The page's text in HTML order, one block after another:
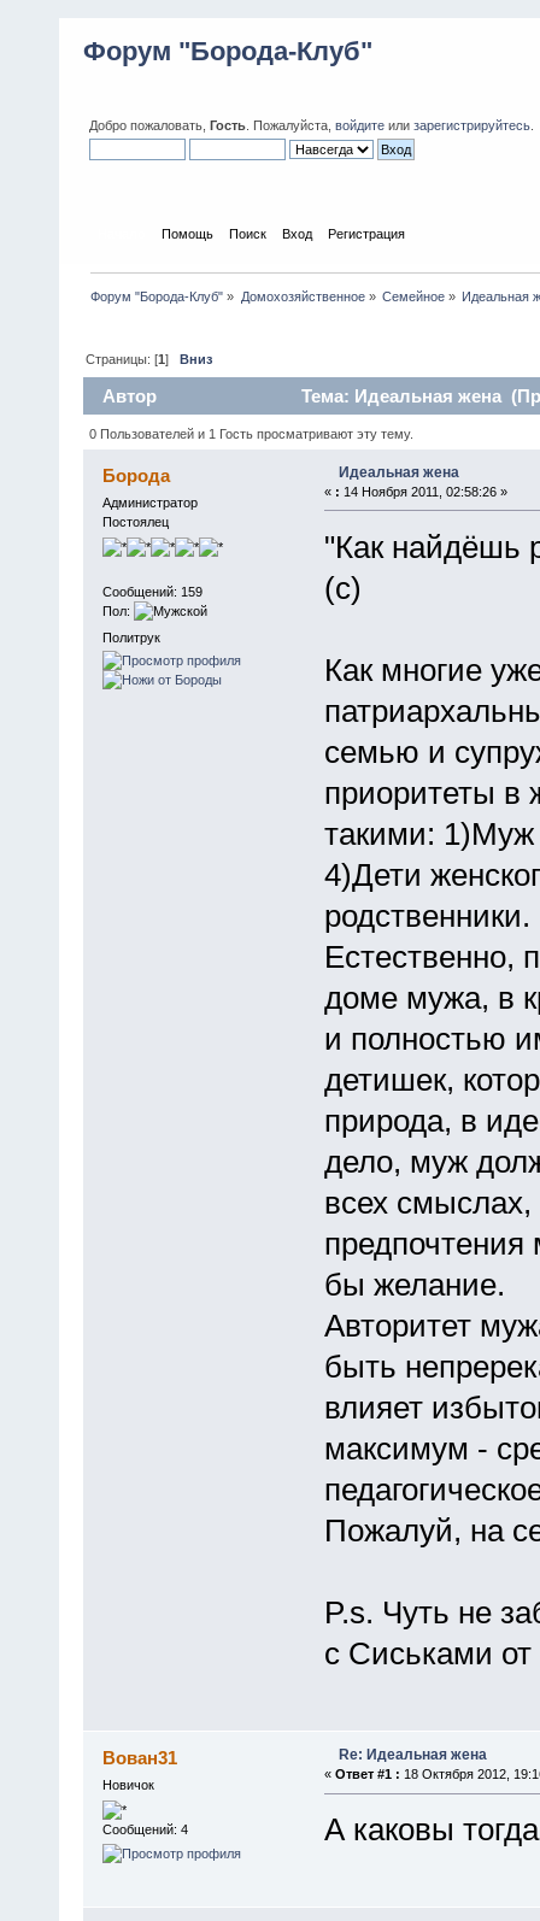
Форум "Борода-Клуб"
Добро пожаловать, Гость . Пожалуйста, войдите или зарегистрируйтесь
Помощь Поиск Вход Регистрация
Форум "Борода-Клуб" » Домохозяйственное» Семейное» Идеальная
Страницы: [1]Вниз
Автор Тема: Идеальная жена
0 Пользователей и 1 Гость просматривают эту тему.
Борода
Администратор
Постоялец
Сообщений: 159
Пол:
Политрук
Идеальная жена
« : 14 Ноября 2011, 02:58:26 »
"Как найдёшь
(с)
Как многие
семью и
приоритеты
такими: 1)Муж
4)Дети
родственники.
Естественно,
доме мужа, в
и полностью
детишек,
природа, в
дело, муж
всех смыслах,
бы желание.
Авторитет
быть
влияет
максимум -
Пожалуй, на
P.s. Чуть не
с Сиськами
Вован31
Новичок
Сообщений: 4
Re: Идеальная жена
« Ответ #1 : 18 Октября 2012,
А каковы